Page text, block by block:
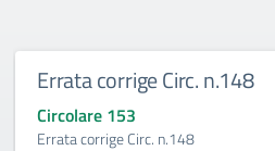
Errata corrige Circ. n.148
Circolare 153
Errata corrige Circ. n.148